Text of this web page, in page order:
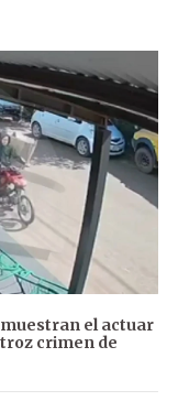
el actuar
crimen de